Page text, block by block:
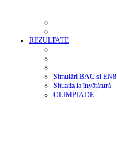
REZULTATE
Simulări BAC și EN8
Situația la învățătură
OLIMPIADE